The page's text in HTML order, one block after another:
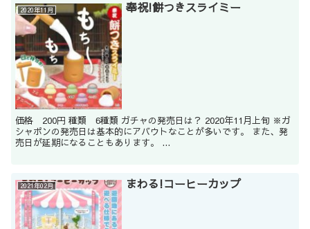
2020年11月 奉祝!餅つきスライミー
価格 200円 種類 6種類 ガチャの発売日は？ 2020年11月上旬 ※ガ
シャポンの発売日は基本的にアバウトなことが多いです。 また、発
売日が延期になることもあります。 ...
2021年02月 まわる!コーヒーカップ